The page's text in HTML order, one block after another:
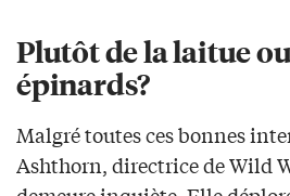
Plutôt de la laitue
épinards?
Malgré toutes ces bonnes
Ashthorn, directrice de Wild